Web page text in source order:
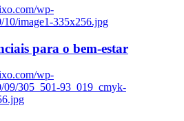
wp-
10/image1-335x256.jpg
para o bem-estar
wp-
09/305_501-93_019_cmyk-